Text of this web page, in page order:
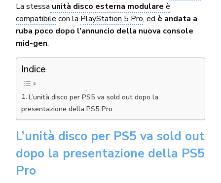
La stessa unità disco esterna modulare è
compatibile con la PlayStation 5 Pro, ed è andata a
ruba poco dopo l’annuncio della nuova console
mid-gen.
Indice
L’unità disco per PS5 va sold out dopo la
presentazione della PS5 Pro
L’unità disco per PS5 va sold out
dopo la presentazione della PS5
Pro